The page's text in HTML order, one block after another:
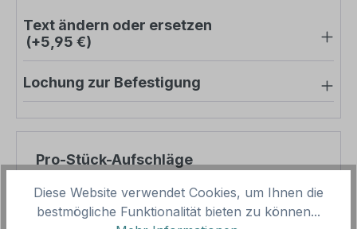
Text ändern oder ersetzen
(+5,95 €)
Lochung zur Befestigung
Pro-Stück-Aufschläge
Produktpreis
71,28 €
Zwischensumme
Diese Website verwendet Cookies, um Ihnen die
bestmögliche Funktionalität bieten zu können...